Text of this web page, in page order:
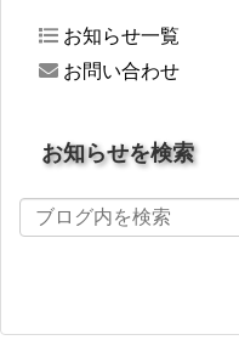
お知らせ一覧
お問い合わせ
お知らせを検索